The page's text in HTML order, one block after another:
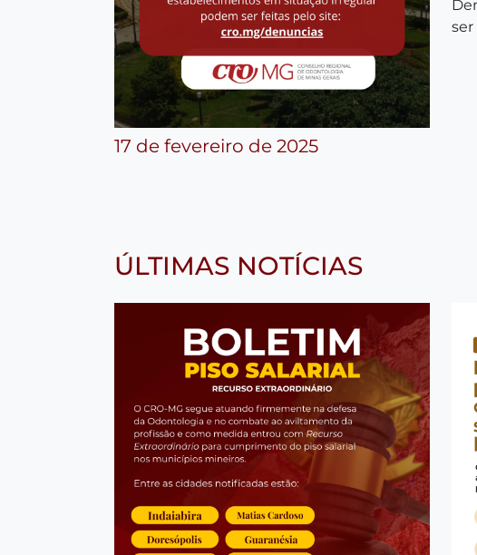
17 de fevereiro de 2025
ser
ÚLTIMAS NOTÍCIAS